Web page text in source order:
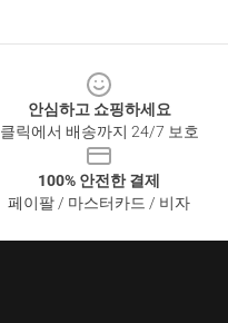
안심하고 쇼핑하세요
클릭에서 배송까지 24/7 보호
100% 안전한 결제
페이팔 / 마스터카드 / 비자